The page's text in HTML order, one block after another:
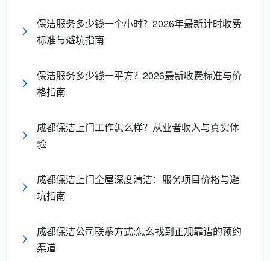
人员管理关键：人力资源管理成为服务成败的核心要
典型的人力服务行业：
护理服务
咨询服务
日常服务的本质属性
保洁服务多少钱一个小时？2026年最新计时收费
标准与避坑指南
保洁服务多少钱一平方？2026最新收费标准与价
格指南
成都保洁上门工作怎么样？从业者收入与真实体
验
成都保洁上门全屋深度清洁：服务项目价格与避
坑指南
成都保洁公司联系方式:怎么找到正规靠谱的预约
渠道